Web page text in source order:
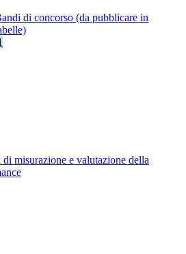
di concorso (da pubblicare in
di misurazione e valutazione della